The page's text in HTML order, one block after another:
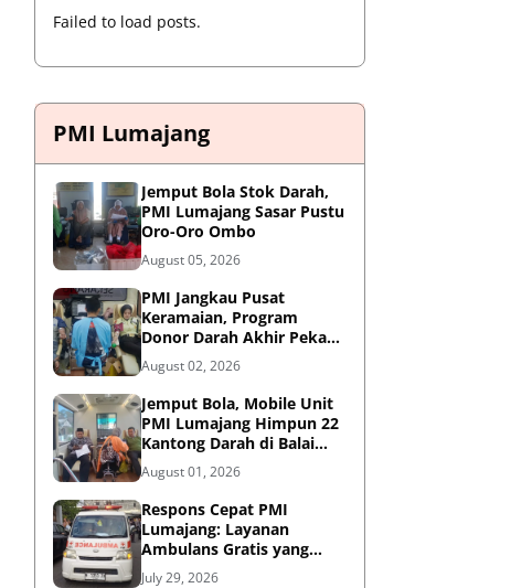
Failed to load posts.
PMI Lumajang
Jemput Bola Stok Darah,
PMI Lumajang Sasar Pustu
Oro-Oro Ombo
August 05, 2026
PMI Jangkau Pusat
Keramaian, Program
Donor Darah Akhir Pekan
di GM Plaza Lumajang
Disambut Antusias
August 02, 2026
Jemput Bola, Mobile Unit
PMI Lumajang Himpun 22
Kantong Darah di Balai
Desa Jatirejo Kunir
August 01, 2026
Respons Cepat PMI
Lumajang: Layanan
Ambulans Gratis yang
Wajib Diketahui Warga
July 29, 2026